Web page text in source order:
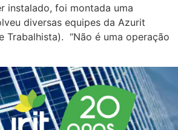
instalado, foi montada uma
diversas equipes da Azurit
Trabalhista). “Não é uma operação